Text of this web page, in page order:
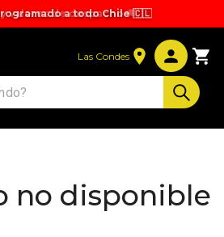
a todo Chile 🇨🇱
valores de despacho 🚚
Las Condes
no disponible